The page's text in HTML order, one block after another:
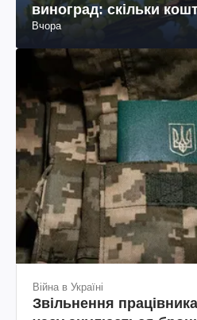
виноград: скільки
Вчора
Війна в Україні
Звільнення